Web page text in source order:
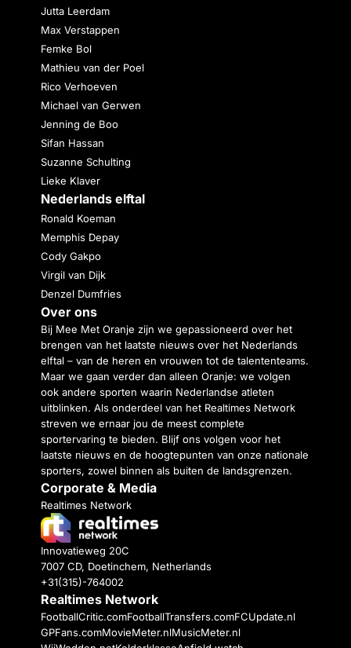
Jutta Leerdam
Max Verstappen
Femke Bol
Mathieu van der Poel
Rico Verhoeven
Michael van Gerwen
Jenning de Boo
Sifan Hassan
Suzanne Schulting
Lieke Klaver
Nederlands elftal
Ronald Koeman
Memphis Depay
Cody Gakpo
Virgil van Dijk
Denzel Dumfries
Over ons
Bij Mee Met Oranje zijn we gepassioneerd over het
brengen van het laatste nieuws over het Nederlands
elftal – van de heren en vrouwen tot de talententeams.
Maar we gaan verder dan alleen Oranje: we volgen
ook andere sporten waarin Nederlandse atleten
uitblinken. Als onderdeel van het Realtimes Network
streven we ernaar jou de meest complete
sportervaring te bieden. Blijf ons volgen voor het
laatste nieuws en de hoogtepunten van onze nationale
sporters, zowel binnen als buiten de landsgrenzen.
Corporate & Media
Realtimes Network
Innovatieweg 20C
7007 CD, Doetinchem, Netherlands
+31(315)-764002
Realtimes Network
FootballCritic.comFootballTransfers.comFCUpdate.nl
GPFans.comMovieMeter.nlMusicMeter.nl